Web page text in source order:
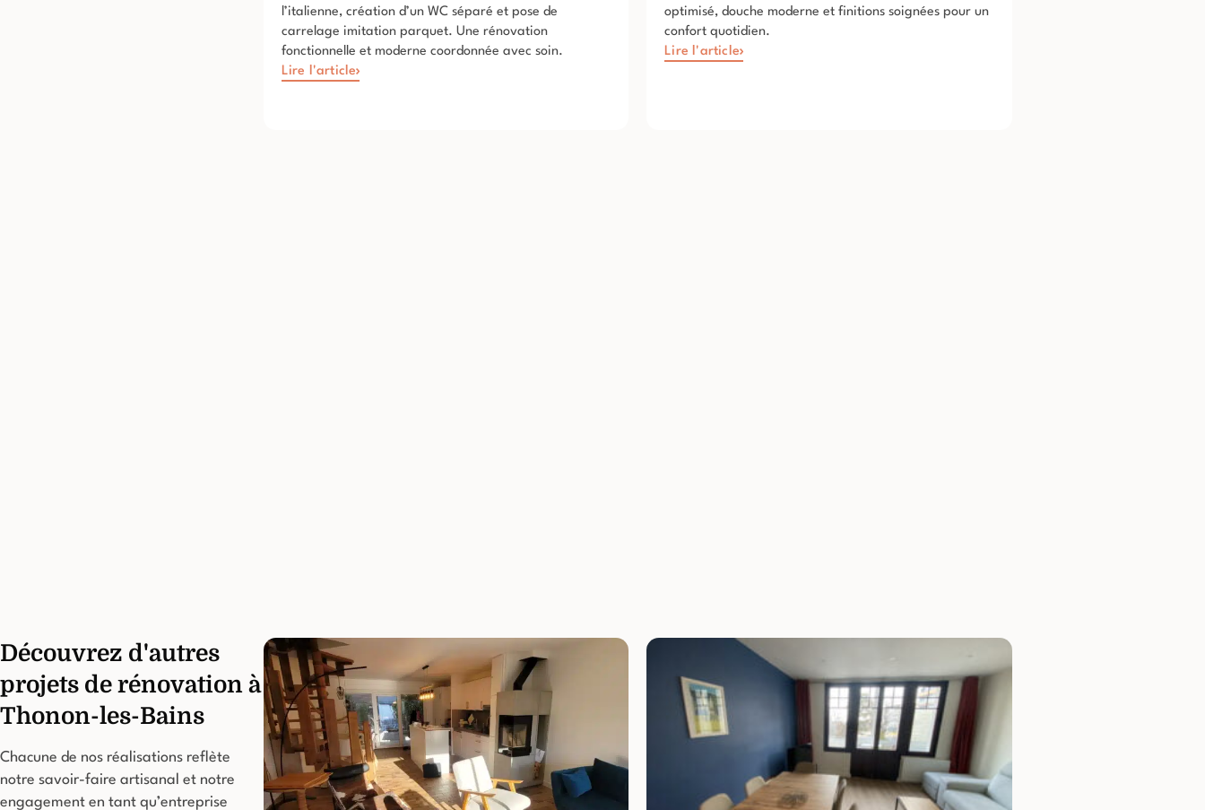
l’italienne, création d’un WC séparé et pose de
carrelage imitation parquet. Une rénovation
fonctionnelle et moderne coordonnée avec soin.
Lire l'article
optimisé, douche moderne et finitions soignées pour un
confort quotidien.
Lire l'article
Découvrez d'autres
projets de rénovation à
Thonon-les-Bains
Chacune de nos réalisations reflète
notre savoir-faire artisanal et notre
engagement en tant qu’entreprise